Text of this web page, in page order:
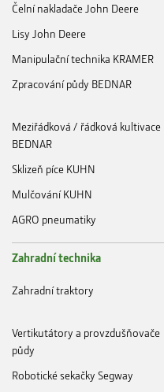
Čelní nakladače John Deere
Lisy John Deere
Manipulační technika KRAMER
Zpracování půdy BEDNAR
Meziřádková / řádková kultivace
BEDNAR
Sklizeň píce KUHN
Mulčování KUHN
AGRO pneumatiky
Zahradní technika
Zahradní traktory
Vertikutátory a provzdušňovače
půdy
Robotické sekačky Segway